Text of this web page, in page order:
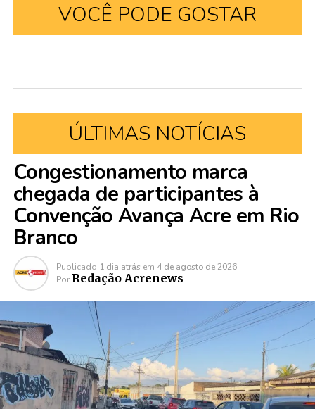
VOCÊ PODE GOSTAR
ÚLTIMAS NOTÍCIAS
Congestionamento marca
chegada de participantes à
Convenção Avança Acre em Rio
Branco
Publicado 1 dia atrás em 4 de agosto de 2026
Por Redação Acrenews